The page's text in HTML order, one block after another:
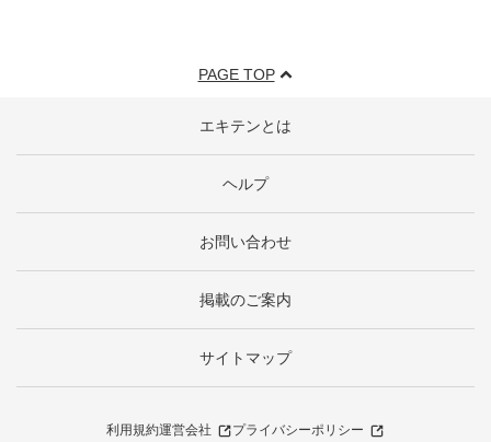
PAGE TOP
エキテンとは
ヘルプ
お問い合わせ
掲載のご案内
サイトマップ
利用規約運営会社
プライバシーポリシー